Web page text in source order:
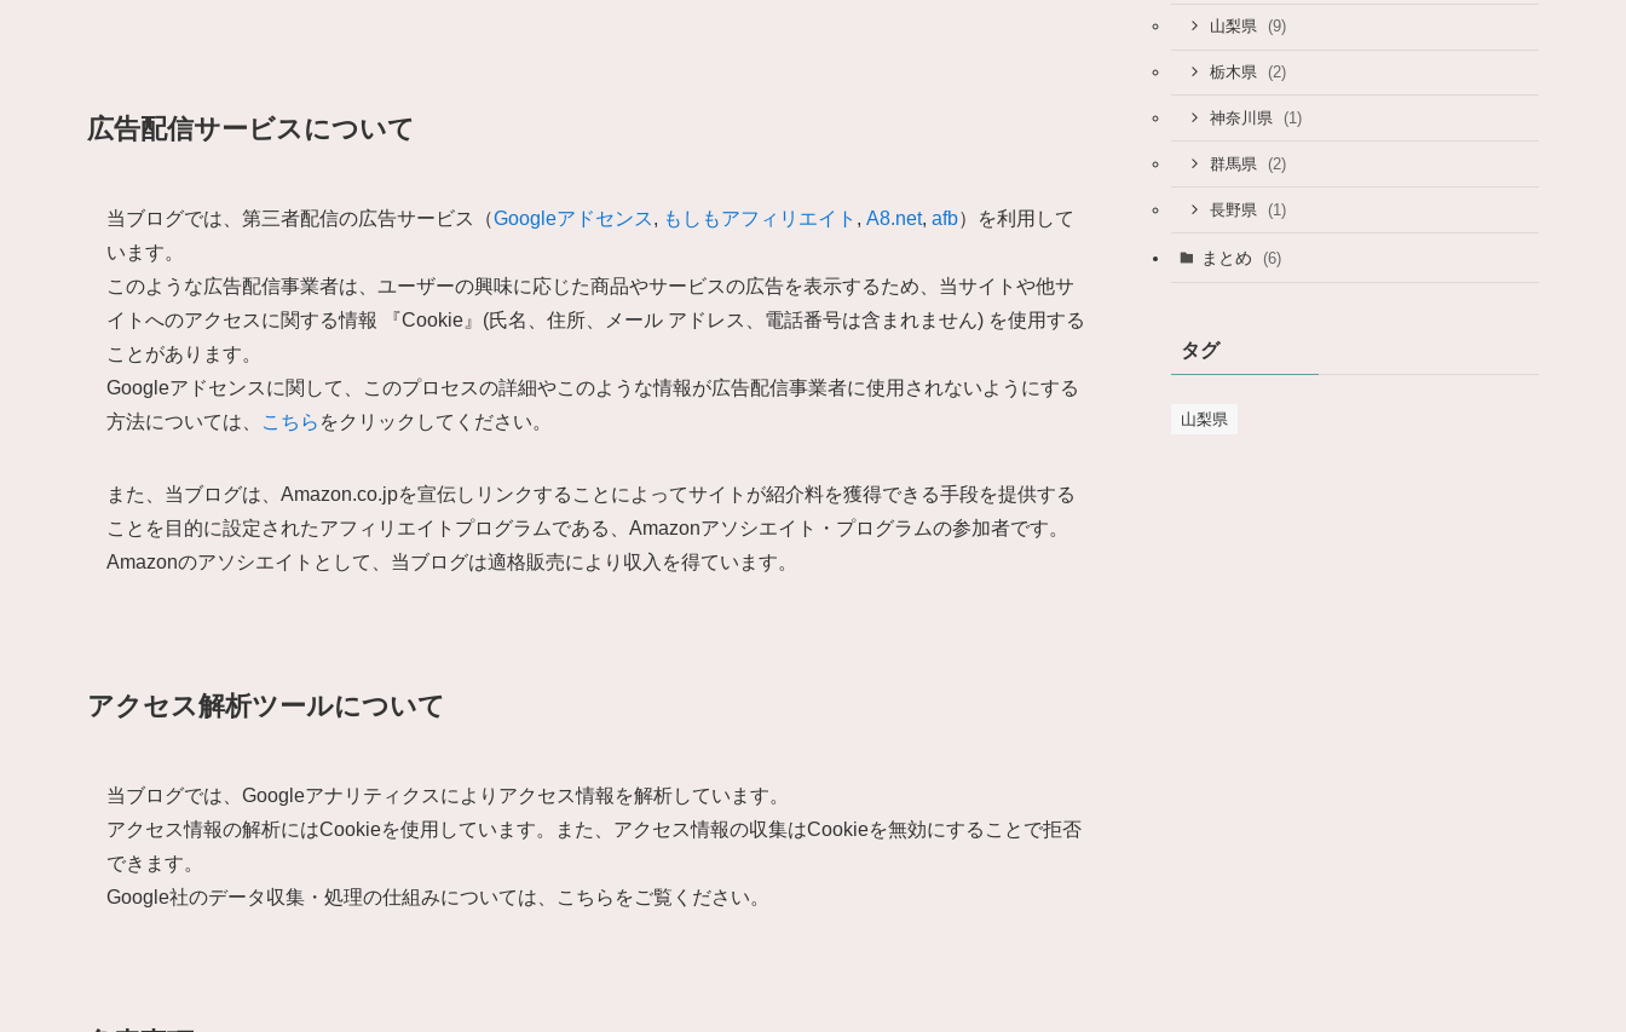
広告配信サービスについて
当ブログでは、第三者配信の広告サービス（Googleアドセンス, もしもアフィリエイト , A8.net, afb）を利用して
います。
このような広告配信事業者は、ユーザーの興味に応じた商品やサービスの広告を表示するため、当サイトや他サ
イトへのアクセスに関する情報 『Cookie』(氏名、住所、メール アドレス、電話番号は含まれません) を使用する
ことがあります。
Googleアドセンスに関して、このプロセスの詳細やこのような情報が広告配信事業者に使用されないようにする
方法については、
こちら をクリックしてください。
また、当ブログは、Amazon.co.jpを宣伝しリンクすることによってサイトが紹介料を獲得できる手段を提供する
ことを目的に設定されたアフィリエイトプログラムである、Amazonアソシエイト・プログラムの参加者です。
Amazonのアソシエイトとして、当ブログは適格販売により収入を得ています。
アクセス解析ツールについて
当ブログでは、Googleアナリティクスによりアクセス情報を解析しています。
アクセス情報の解析にはCookieを使用しています。また、アクセス情報の収集はCookieを無効にすることで拒否
できます。
Google社のデータ収集・処理の仕組みについては、こちらをご覧ください。
山梨県 (9)
栃木県 (2)
神奈川県 (1)
群馬県 (2)
長野県 (1)
まとめ (6)
タグ
山梨県